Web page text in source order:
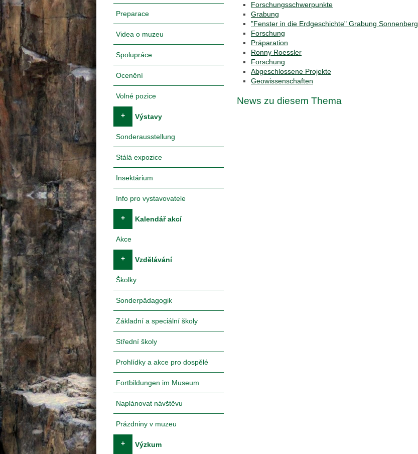
Forschungsschwerpunkte
Grabung
"Fenster in die Erdgeschichte" Grabung Sonnenberg
Forschung
Präparation
Ronny Roessler
Forschung
Abgeschlossene Projekte
Geowissenschaften
News zu diesem Thema
Preparace
Videa o muzeu
Spolupráce
Ocenění
Volné pozice
+ Výstavy
Sonderausstellung
Stálá expozice
Insektárium
Info pro vystavovatele
+ Kalendář akcí
Akce
+ Vzdělávání
Školky
Sonderpädagogik
Základní a speciální školy
Střední školy
Prohlídky a akce pro dospělé
Fortbildungen im Museum
Naplánovat návštěvu
Prázdniny v muzeu
+ Výzkum